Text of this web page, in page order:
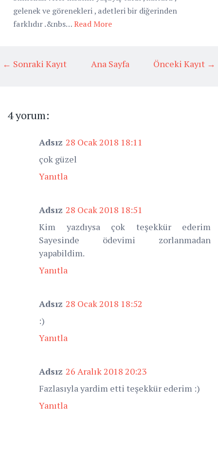
gelenek ve görenekleri , adetleri bir diğerinden
farklıdır .&nbs…Read More
← Sonraki Kayıt Önceki Kayıt →
Ana Sayfa
4 yorum:
Adsız 28 Ocak 2018 18:11
çok güzel
Yanıtla
Adsız 28 Ocak 2018 18:51
Kim yazdıysa çok teşekkür ederim
Sayesinde ödevimi zorlanmadan
yapabildim.
Yanıtla
Adsız 28 Ocak 2018 18:52
:)
Yanıtla
Adsız 26 Aralık 2018 20:23
Fazlasıyla yardim etti teşekkür ederim :)
Yanıtla